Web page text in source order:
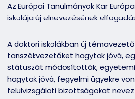
Az Európai Tanulmányok Kar
iskolája új elnevezésének
A doktori iskolákban új
tanszékvezetőket hagytak jóvá,
státuszát módosították,
hagytak jóvá, fegyelmi ügyekre
felülvizsgálati bizottságokat